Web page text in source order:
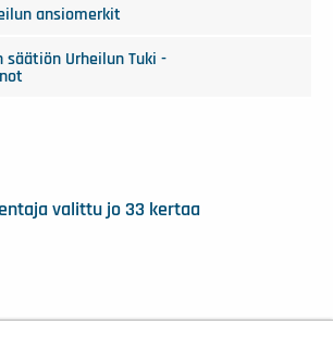
ansiomerkit
säätiön Urheilun Tuki -
valittu jo 33 kertaa